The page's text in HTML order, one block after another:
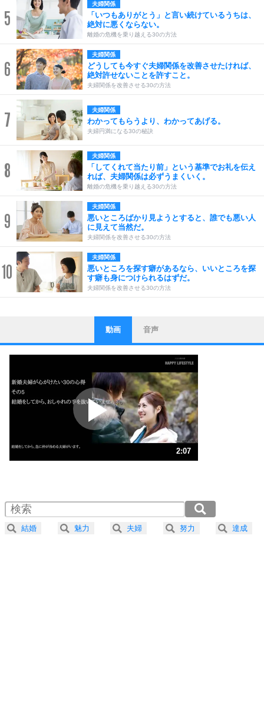
5
夫婦関係
「いつもありがとう」と言い続けているうちは、
絶対に悪くならない。
離婚の危機を乗り越える30の方法
6
夫婦関係
どうしても今すぐ夫婦関係を改善させたければ、
絶対許せないことを許すこと。
夫婦関係を改善させる30の方法
7 夫婦関係
わかってもらうより、わかってあげる。
夫婦円満になる30の秘訣
8
夫婦関係
「してくれて当たり前」という基準でお礼を伝え
れば、夫婦関係は必ずうまくいく。
離婚の危機を乗り越える30の方法
9
夫婦関係
悪いところばかり見ようとすると、誰でも悪い人
に見えて当然だ。
夫婦関係を改善させる30の方法
10
夫婦関係
悪いところを探す癖があるなら、いいところを探
す癖も身につけられるはずだ。
夫婦関係を改善させる30の方法
1
ストレス対策
他人と比べない。
いっそのこと、他人を見ない。
いらいらしない人になる30の方法
プラス思考
ポジティブになれない原因は、行動しないから。
ポジティブ思考になる30の方法
ストレス対策
人生、なんとかなるもの。
気楽に生きる30の方法
4 器の大きい人は、怒りを優しさで表現する。
プラス思考
動画 音声
2:07
2.0倍速 （249KB 1分3秒）
2.5倍速 （200KB 50秒）
3.0倍速 （166KB 42秒）
結婚 魅力 夫婦 努力 達成